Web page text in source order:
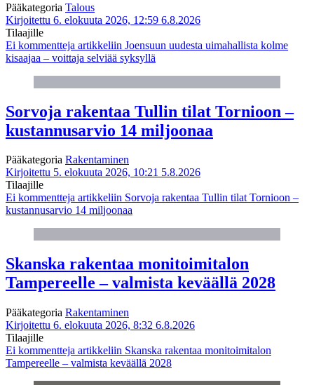
Pääkategoria Talous
Kirjoitettu 6. elokuuta 2026, 12:59 6.8.2026
Tilaajille
Ei kommentteja artikkeliin Joensuun uudesta uimahallista kolme
kisaajaa – voittaja selviää syksyllä
Sorvoja rakentaa Tullin tilat Tornioon –
kustannusarvio 14 miljoonaa
Pääkategoria Rakentaminen
Kirjoitettu 5. elokuuta 2026, 10:21 5.8.2026
Tilaajille
Ei kommentteja artikkeliin Sorvoja rakentaa Tullin tilat Tornioon –
kustannusarvio 14 miljoonaa
Skanska rakentaa monitoimitalon
Tampereelle – valmista keväällä 2028
Pääkategoria Rakentaminen
Kirjoitettu 6. elokuuta 2026, 8:32 6.8.2026
Tilaajille
Ei kommentteja artikkeliin Skanska rakentaa monitoimitalon
Tampereelle – valmista keväällä 2028